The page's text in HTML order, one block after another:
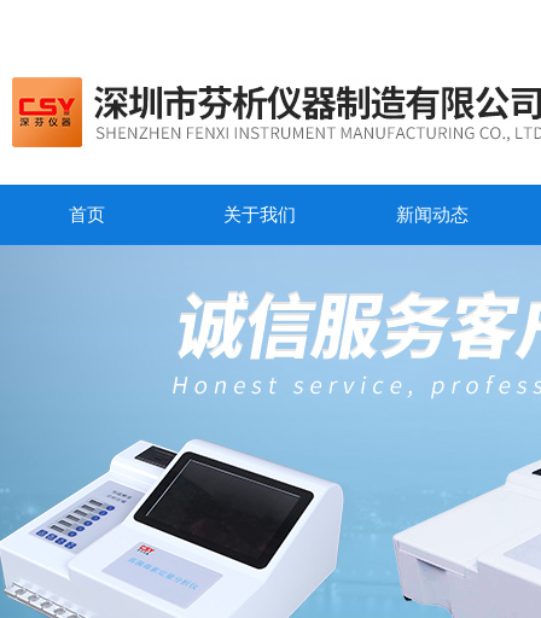
首页 关于我们 新闻动态